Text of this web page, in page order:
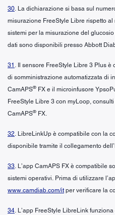
30. La dichiarazione si basa sul
misurazione FreeStyle Libre rispetto
sistemi per la misurazione del
dati sono disponibili presso Abbott
31 . Il sensore FreeStyle Libre 3 Plus è
di somministrazione automatizzata di
CamAPS® FX e il microinfusore
FreeStyle Libre 3 con myLoop,
CamAPS® FX.
32. LibreLinkUp è compatibile con la
disponibile tramite il collegamento
33. L’app CamAPS FX è compatibile
sistemi operativi. Prima di utilizzare
www.camdiab.com/it per verificare la
34. L’app FreeStyle LibreLink